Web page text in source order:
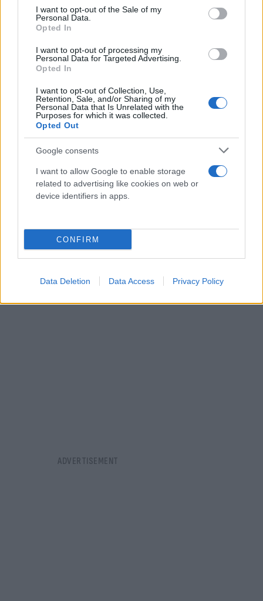
consent section.
I want to opt-out of the Sale of my
Personal Data.
Opted In
I want to opt-out of processing my
Personal Data for Targeted Advertising.
Opted In
I want to opt-out of Collection, Use,
Retention, Sale, and/or Sharing of my
Personal Data that Is Unrelated with the
Purposes for which it was collected.
Opted Out
Google consents
I want to allow Google to enable storage
related to advertising like cookies on web or
device identifiers in apps.
CONFIRM
Data Deletion Data Access Privacy Policy
κρατικούς και τοπικούς αξιωματούχους που
ξεκίνησαν δράση από την πρώτη στιγμή και που
πρόεδρος των ΗΠΑ.
Συνάντηση με τους συγγενείς των νεκρών εργατών
Αργότερα, ο Αμερικανός πρόεδρος συνάντησε
συγγενείς των έξι εργατών που σκοτώθηκαν και
εξέφρασε τα ειλικρινή του συλλυπητήρια. Τα
θύματα ήταν μετανάστες (από το Μεξικό, τη
Γουατεμάλα, το Ελ Σαλβαδόρ και την Ονδούρα) που
εκτελούσαν έργα οδοποιίας στη γέφυρα όταν το
μέτρων και πλάτους 48 μέτρων – προσέκρουσε σε
έναν από τους πυλώνες στήριξης, εξαιτίας
μηχανικής βλάβης.